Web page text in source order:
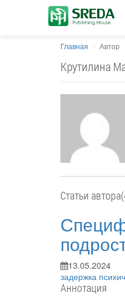
Главная Автор
Крутилина
Статьи
13.05.2024
задержка
Аннотация